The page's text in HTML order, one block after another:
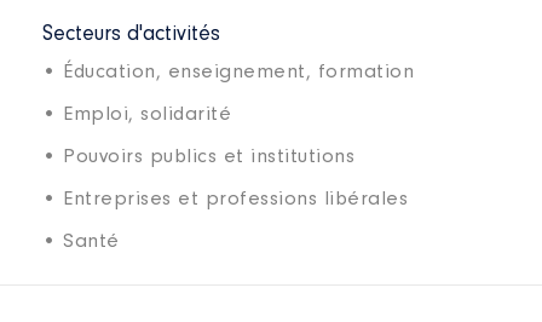
Secteurs d'activités
• Éducation, enseignement, formation
• Emploi, solidarité
• Pouvoirs publics et institutions
• Entreprises et professions libérales
• Santé